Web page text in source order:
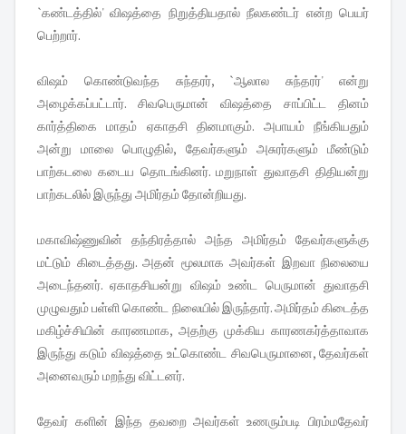
`கண்டத்தில்' விஷத்தை நிறுத்தியதால் நீலகண்டர் என்ற பெயர்
பெற்றார்.
விஷம் கொண்டுவந்த சுந்தரர், `ஆலால சுந்தரர்' என்று
அழைக்கப்பட்டார். சிவபெருமான் விஷத்தை சாப்பிட்ட தினம்
கார்த்திகை மாதம் ஏகாதசி தினமாகும். அபாயம் நீங்கியதும்
அன்று மாலை பொழுதில், தேவர்களும் அசுரர்களும் மீண்டும்
பாற்கடலை கடைய தொடங்கினர். மறுநாள் துவாதசி திதியன்று
பாற்கடலில் இருந்து அமிர்தம் தோன்றியது.
மகாவிஷ்ணுவின் தந்திரத்தால் அந்த அமிர்தம் தேவர்களுக்கு
மட்டும் கிடைத்தது. அதன் மூலமாக அவர்கள் இறவா நிலையை
அடைந்தனர். ஏகாதசியன்று விஷம் உண்ட பெருமான் துவாதசி
முழுவதும் பள்ளி கொண்ட நிலையில் இருந்தார். அமிர்தம் கிடைத்த
மகிழ்ச்சியின் காரணமாக, அதற்கு முக்கிய காரணகர்த்தாவாக
இருந்து கடும் விஷத்தை உட்கொண்ட சிவபெருமானை, தேவர்கள்
அனைவரும் மறந்து விட்டனர்.
தேவர் களின் இந்த தவறை அவர்கள் உணரும்படி பிரம்மதேவர்